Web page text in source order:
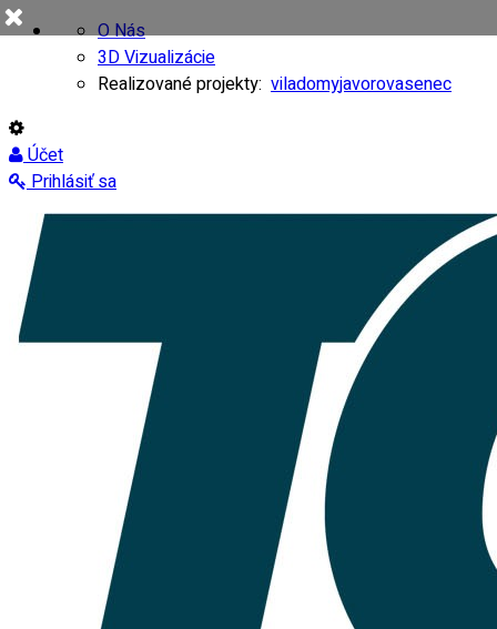
O Nás
3D Vizualizácie
Realizované projekty: viladomyjavorovasenec
Účet
Prihlásiť sa